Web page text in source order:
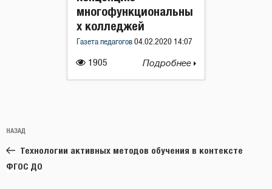
1905
многофункциональны
х колледжей
Газета педагогов 04.02.2020 14:07
Подробнее
по
записям
Предыдущая
запись:
НАЗАД
Технологии активных методов обучения в контексте
ФГОС ДО